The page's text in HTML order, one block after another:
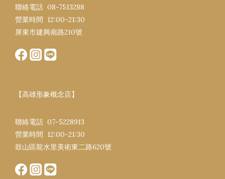
聯絡電話 08-7513288
營業時間 12:00-21:30​
屏東市建興南路​210號
【高雄形象概念店】
聯絡電話 07-5228913
營業時間 12:00-21:30​
鼓山區龍水里美術東二路620號